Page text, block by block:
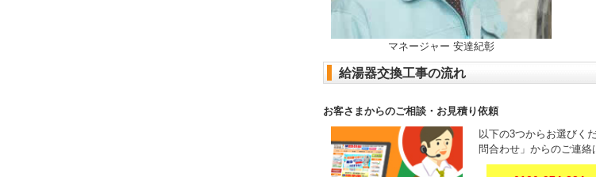
マネージャー 安達紀彰
給湯器交換工事の流れ
お客さまからのご相談・お見積り依頼
以下の3つからお選びく
問合わせ」からのご連絡